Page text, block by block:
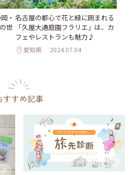
・
世
名古屋の都心で花と緑に囲まれる
「久屋大通庭園フラリエ」は、カ
フェやレストランも魅力♪
愛知県 2024.07.04
すすめ記事